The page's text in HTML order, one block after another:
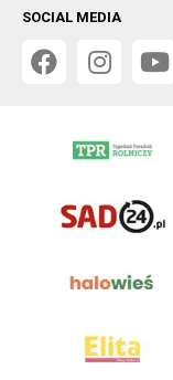
SOCIAL MEDIA